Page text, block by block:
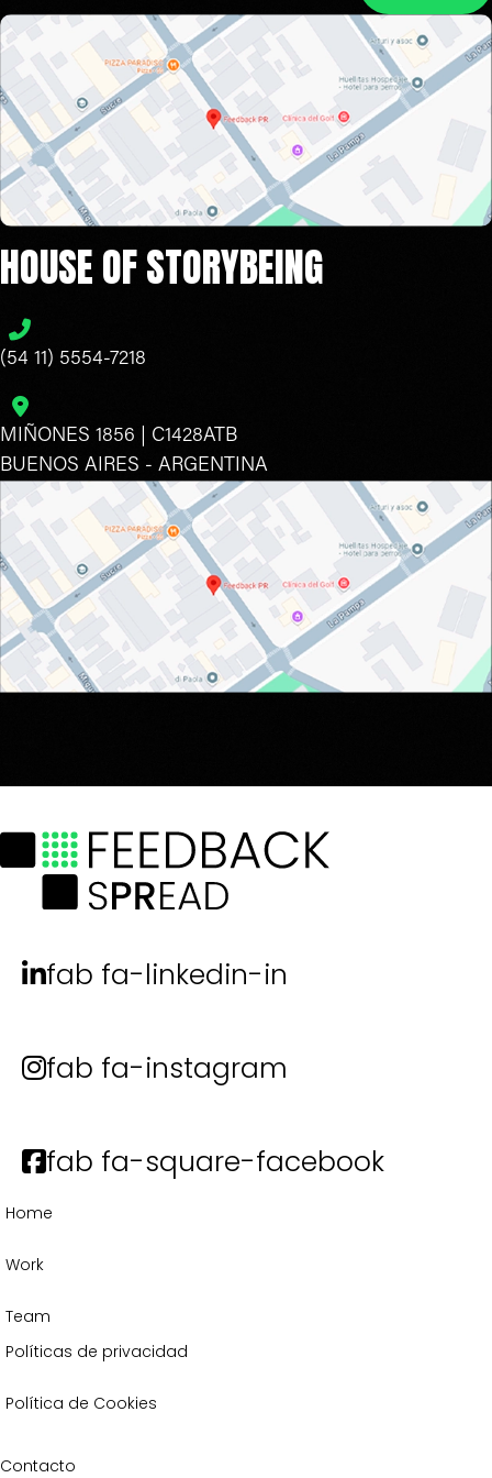
HOUSE OF STORYBEING
(54 11) 5554-7218
MIÑONES 1856 | C1428ATB
BUENOS AIRES - ARGENTINA
fab fa-linkedin-in
fab fa-instagram
fab fa-square-facebook
Home
Work
Team
Políticas de privacidad
Política de Cookies
Contacto